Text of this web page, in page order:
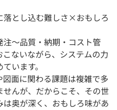
とし込む難しさ×おもしろ
～品質・納期・コスト管
ないながら、システムの力
います。
面に関わる課題は複雑で多
んが、だからこそ、その世
奥が深く、おもしろ味があ